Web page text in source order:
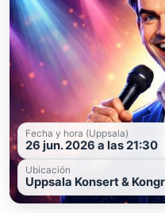
Fecha y hora (Uppsala)
26 jun. 2026 a las 21:30
Ubicación
Uppsala Konsert &